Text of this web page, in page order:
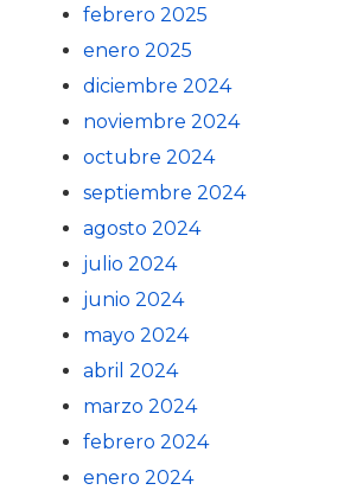
febrero 2025
enero 2025
diciembre 2024
noviembre 2024
octubre 2024
septiembre 2024
agosto 2024
julio 2024
junio 2024
mayo 2024
abril 2024
marzo 2024
febrero 2024
enero 2024